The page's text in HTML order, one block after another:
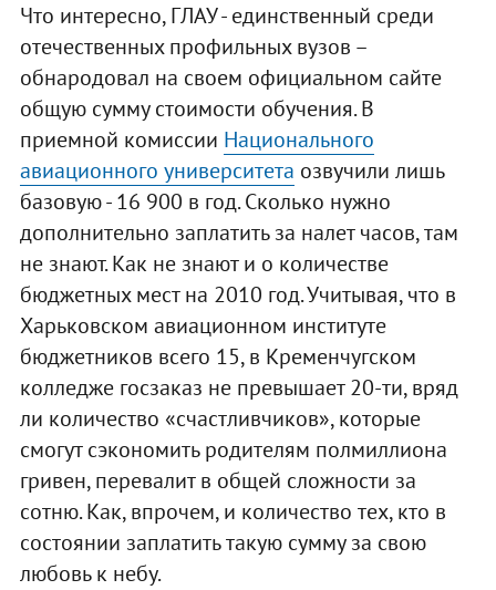
Что интересно, ГЛАУ - единственный среди
отечественных профильных вузов –
обнародовал на своем официальном сайте
общую сумму стоимости обучения. В
приемной комиссии Национального
авиационного университета озвучили лишь
базовую - 16 900 в год. Сколько нужно
дополнительно заплатить за налет часов, там
не знают. Как не знают и о количестве
бюджетных мест на 2010 год. Учитывая, что в
Харьковском авиационном институте
бюджетников всего 15, в Кременчугском
колледже госзаказ не превышает 20-ти, вряд
ли количество «счастливчиков», которые
смогут сэкономить родителям полмиллиона
гривен, перевалит в общей сложности за
сотню. Как, впрочем, и количество тех, кто в
состоянии заплатить такую сумму за свою
любовь к небу.